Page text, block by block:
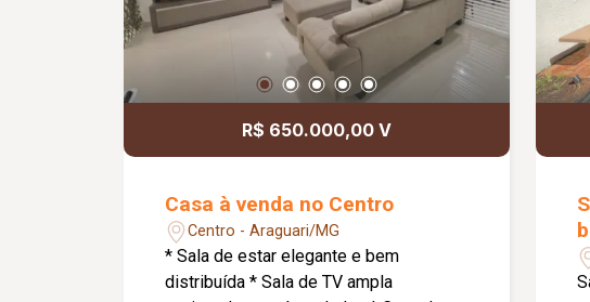
R$ 650.000,00 V
Casa à venda no Centro
Centro - Araguari/MG
* Sala de estar elegante e bem
distribuída * Sala de TV ampla